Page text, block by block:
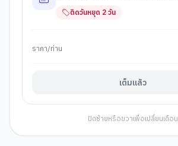
ติดวันหยุด 2 วัน
ราคา/ท่าน
เต็มแล้ว
ปัดซ้ายหรือขวาเพื่อเปลี่ยนเดือน